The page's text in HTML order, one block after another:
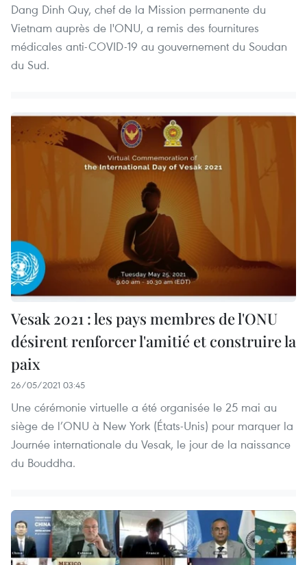
Dang Dinh Quy, chef de la Mission permanente du
Vietnam auprès de l'ONU, a remis des fournitures
médicales anti-COVID-19 au gouvernement du Soudan
du Sud.
Vesak 2021 : les pays membres de l'ONU
désirent renforcer l'amitié et construire la
paix
26/05/2021 03:45
Une cérémonie virtuelle a été organisée le 25 mai au
siège de l’ONU à New York (États-Unis) pour marquer la
Journée internationale du Vesak, le jour de la naissance
du Bouddha.